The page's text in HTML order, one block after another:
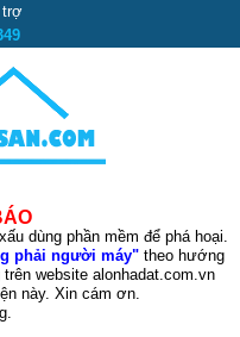
trợ
dùng phần mềm để phá hoại.
phải người máy"theo hướng
website alonhadat.com.vn
này. Xin cám ơn.